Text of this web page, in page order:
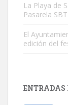
PERRO
La Playa de
Pasarela
El
edición del
ENTRADAS